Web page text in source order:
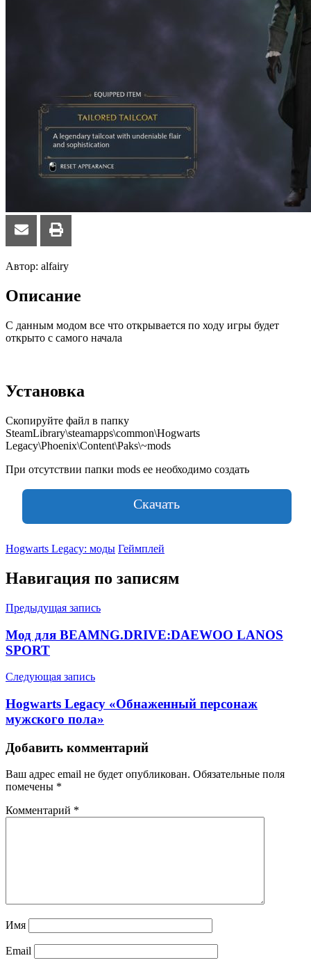
Автор: alfairy
Описание
С данным модом все что открывается по ходу игры будет
открыто с самого начала
Установка
Скопируйте файл в папку
SteamLibrary\steamapps\common\Hogwarts
Legacy\Phoenix\Content\Paks\~mods
При отсутствии папки mods ее необходимо создать
Скачать
Hogwarts Legacy: моды Геймплей
Навигация по записям
Предыдущая запись
Мод для BEAMNG.DRIVE:DAEWOO LANOS
SPORT
Следующая запись
Hogwarts Legacy «Обнаженный персонаж
мужского пола»
Добавить комментарий
Ваш адрес email не будет опубликован. Обязательные поля
помечены *
Комментарий *
Имя
Email